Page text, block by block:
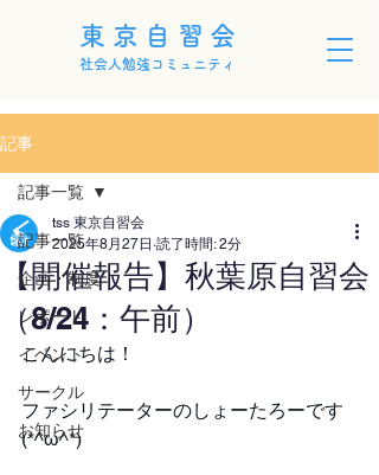
東京自習会
社会人勉強コミュニティ
記事
記事一覧
企画・制度
レポート
イベント
サークル
お知らせ
記事一覧
【開催報告】秋葉原自習会
（8/24：午前）
tss 東京自習会
2025年8月27日 読了時間: 2分
こんにちは！
ファシリテーターのしょーたろーです
(*^ω^*)